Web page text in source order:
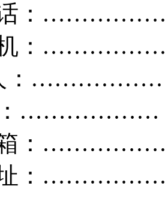
话：
机：
：
………………
箱：
址：